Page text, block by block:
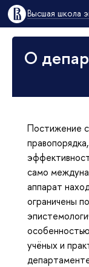
Высшая школа
О
Постижение
само
аппарат
ограничены
учёных и